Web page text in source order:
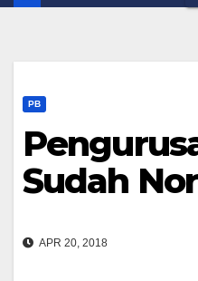
PB
Sudah
APR 20, 2018